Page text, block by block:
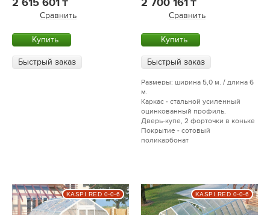
2 615 601
Сравнить
Купить
Быстрый заказ
2 700 161
Сравнить
Купить
Быстрый заказ
Размеры: ширина 5,0 м. / длина 6
м.
Каркас - стальной усиленный
оцинкованный профиль.
Дверь-купе, 2 форточки в коньке
Покрытие - сотовый
поликарбонат
KASPI RED 0-0-6 KASPI RED 0-0-6